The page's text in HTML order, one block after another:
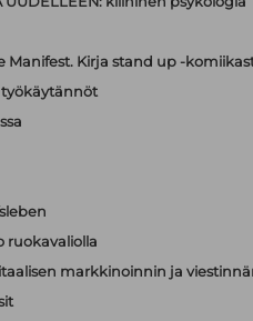
Manifest. Kirja stand up -
ruokavaliolla
markkinoinnin ja